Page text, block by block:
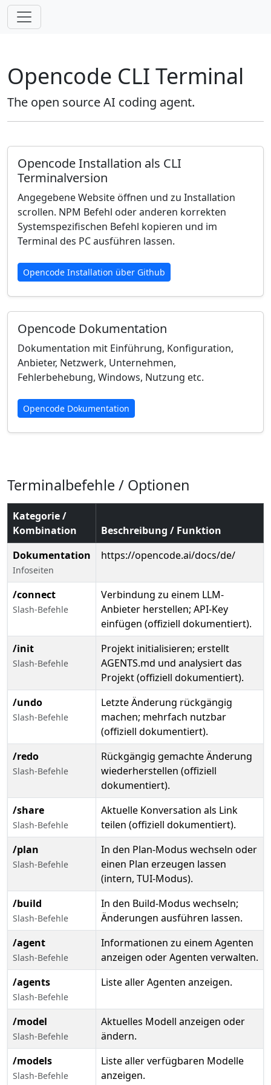
Opencode CLI Terminal
The open source AI coding agent.
Opencode Installation als CLI
Terminalversion
Angegebene Website öffnen und zu Installation
scrollen. NPM Befehl oder anderen korrekten
Systemspezifischen Befehl kopieren und im
Terminal des PC ausführen lassen.
Opencode Installation über Github
Opencode Dokumentation
Dokumentation mit Einführung, Konfiguration,
Anbieter, Netzwerk, Unternehmen,
Fehlerbehebung, Windows, Nutzung etc.
Opencode Dokumentation
Terminalbefehle / Optionen
Kategorie /
Kombination
Beschreibung / Funktion
Dokumentation
Infoseiten
https://opencode.ai/docs/de/
/connect
Slash-Befehle
Verbindung zu einem LLM-
Anbieter herstellen; API-Key
einfügen (offiziell dokumentiert).
/init
Slash-Befehle
Projekt initialisieren; erstellt
AGENTS.md und analysiert das
Projekt (offiziell dokumentiert).
/undo
Slash-Befehle
Letzte Änderung rückgängig
machen; mehrfach nutzbar
(offiziell dokumentiert).
/redo
Slash-Befehle
Rückgängig gemachte Änderung
wiederherstellen (offiziell
dokumentiert).
/share
Slash-Befehle
Aktuelle Konversation als Link
teilen (offiziell dokumentiert).
/plan
Slash-Befehle
In den Plan-Modus wechseln oder
einen Plan erzeugen lassen
(intern, TUI-Modus).
/build
Slash-Befehle
In den Build-Modus wechseln;
Änderungen ausführen lassen.
/agent
Slash-Befehle
Informationen zu einem Agenten
anzeigen oder Agenten verwalten.
/agents
Slash-Befehle
Liste aller Agenten anzeigen.
/model
Slash-Befehle
Aktuelles Modell anzeigen oder
ändern.
/models
Slash-Befehle
Liste aller verfügbaren Modelle
anzeigen.